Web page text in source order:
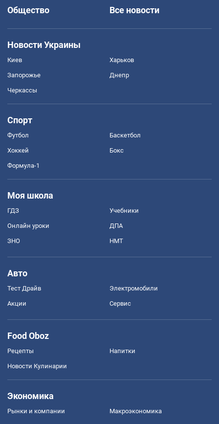
Общество
Все новости
Новости Украины
Киев Харьков
Запорожье Днепр
Черкассы
Спорт
Футбол Баскетбол
Хоккей Бокс
Формула-1
Моя школа
ГДЗ Учебники
Онлайн уроки ДПА
ЗНО НМТ
Авто
Тест Драйв Электромобили
Акции Сервис
Food Oboz
Рецепты Напитки
Новости Кулинарии
Экономика
Рынки и компании Mакроэкономика